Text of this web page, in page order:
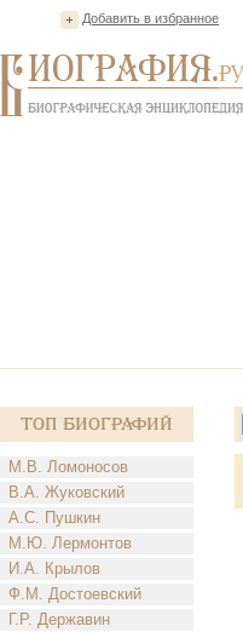
Добавить в избранное
Топ Биографий
М.В. Ломоносов
В.А. Жуковский
А.С. Пушкин
М.Ю. Лермонтов
И.А. Крылов
Ф.М. Достоевский
Г.Р. Державин